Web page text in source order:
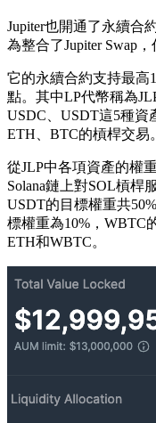
Jupiter也開通了永續合
為整合了Jupiter Swap
它的永續合約支持最高
點。其中LP代幣稱為
USDC、USDT這5種資
ETH、BTC的槓桿交易。
從JLP中各項資產的權
Solana鏈上對SOL槓桿
USDT的目標權重共
標權重為10%，WBTC
ETH和WBTC。